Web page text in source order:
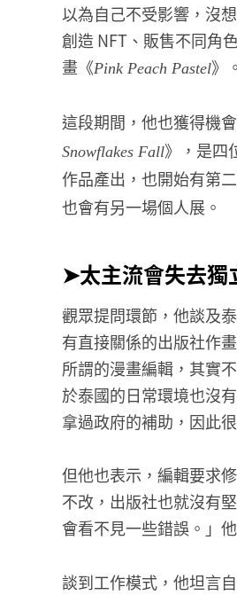
以為自己不受影響，沒
創造 NFT、販售不同角
畫《Pink Peach Pastel》。
這段期間，他也獲得機
Snowflakes Fall》，是四
作品產出，也開始有第
也會有另一場個人展。
➤太主流會失去獨
觀眾提問環節，他談及
有直接關係的出版社作
所謂的漫畫編輯，其實
於泰國的日常環境也沒
拿過政府的補助，因此
但他也表示，編輯要求
不改，出版社也就沒有
會看不見一些錯誤。」
談到工作模式，他坦言